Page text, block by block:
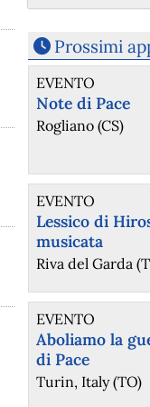
Prossimi
EVENTO
Note di Pace
Rogliano (CS)
EVENTO
Lessico di
musicata
Riva del Garda
EVENTO
Aboliamo la
di Pace
Turin, Italy (TO)